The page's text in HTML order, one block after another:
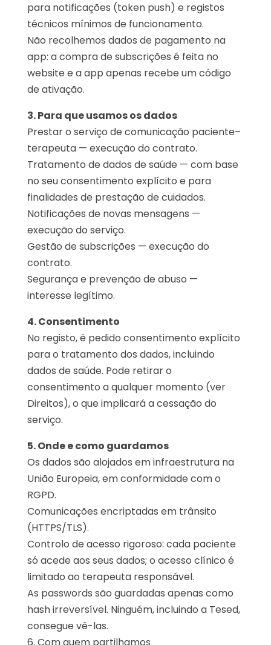
para notificações (token push) e registos
técnicos mínimos de funcionamento.
Não recolhemos dados de pagamento na
app: a compra de subscrições é feita no
website e a app apenas recebe um código
de ativação.
3. Para que usamos os dados
Prestar o serviço de comunicação paciente–
terapeuta — execução do contrato.
Tratamento de dados de saúde — com base
no seu consentimento explícito e para
finalidades de prestação de cuidados.
Notificações de novas mensagens —
execução do serviço.
Gestão de subscrições — execução do
contrato.
Segurança e prevenção de abuso —
interesse legítimo.
4. Consentimento
No registo, é pedido consentimento explícito
para o tratamento dos dados, incluindo
dados de saúde. Pode retirar o
consentimento a qualquer momento (ver
Direitos), o que implicará a cessação do
serviço.
5. Onde e como guardamos
Os dados são alojados em infraestrutura na
União Europeia, em conformidade com o
RGPD.
Comunicações encriptadas em trânsito
(HTTPS/TLS).
Controlo de acesso rigoroso: cada paciente
só acede aos seus dados; o acesso clínico é
limitado ao terapeuta responsável.
As passwords são guardadas apenas como
hash irreversível. Ninguém, incluindo a Tesed,
consegue vê-las.